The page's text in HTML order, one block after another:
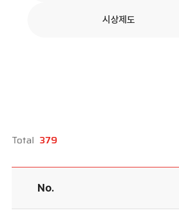
시상제도
Total 379
No.